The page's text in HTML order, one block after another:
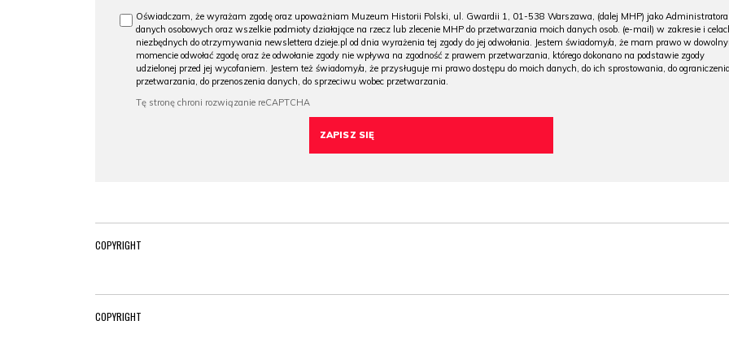
Oświadczam, że wyrażam zgodę oraz upoważniam Muzeum Historii Polski, ul. Gwardii 1, 01-538 Warszawa, (dalej MHP) jako Administratora
danych osobowych oraz wszelkie podmioty działające na rzecz lub zlecenie MHP do przetwarzania moich danych osob. (e-mail) w zakresie i
niezbędnych do otrzymywania newslettera dzieje.pl od dnia wyrażenia tej zgody do jej odwołania. Jestem świadomy/a, że mam prawo w
momencie odwołać zgodę oraz że odwołanie zgody nie wpływa na zgodność z prawem przetwarzania, którego dokonano na podstawie zgody
udzielonej przed jej wycofaniem. Jestem też świadomy/a, że przysługuje mi prawo dostępu do moich danych, do ich sprostowania, do ograniczenia
przetwarzania, do przenoszenia danych, do sprzeciwu wobec przetwarzania.
COPYRIGHT
COPYRIGHT